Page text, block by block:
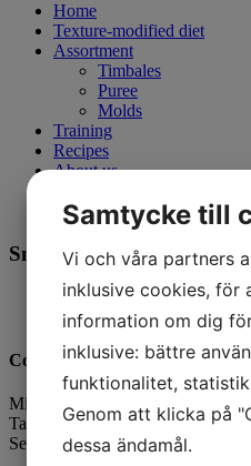
Home
Texture-modified diet
Assortment
Timbales
Puree
Molds
Training
Recipes
About us
Svenska
Smoothie mango & carrot
10 Minutes
Number of servings 100
Cooking directions
Mix all ingredients.
Taste and add more lime juice if
Serve cold.
Samtycke till
Vi och våra partners
inklusive cookies, för
information om dig
inklusive: bättre
funktionalitet,
Genom att klicka på
dessa ändamål.